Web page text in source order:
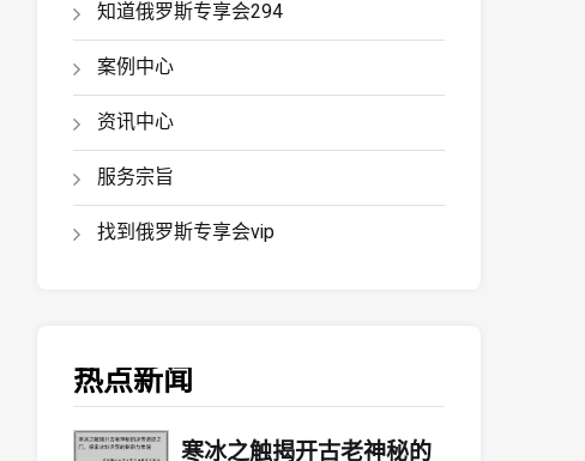
知道俄罗斯专享会294
案例中心
资讯中心
服务宗旨
找到俄罗斯专享会vip
热点新闻
寒冰之触揭开古老神秘的